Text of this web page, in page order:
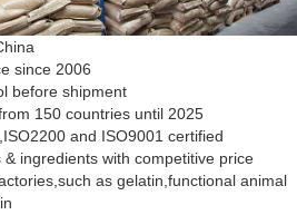
since 2006
before shipment
150 countries until 2025
and ISO9001 certified
ingredients with competitive price
as gelatin,functional animal